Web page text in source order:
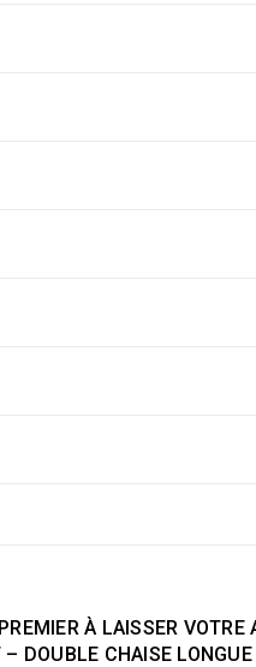
À LAISSER VOTRE
– DOUBLE CHAISE